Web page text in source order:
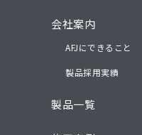
会社案内
AFJにできること
製品採用実績
製品一覧